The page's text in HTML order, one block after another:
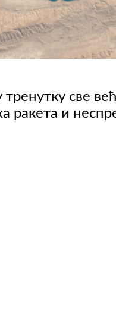
тренутку све
ракета и